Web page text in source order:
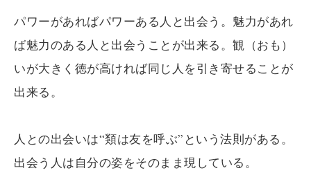
パワーがあればパワーある人と出会う。魅力があれ
ば魅力のある人と出会うことが出来る。観（おも）
いが大きく徳が高ければ同じ人を引き寄せることが
出来る。
人との出会いは“類は友を呼ぶ”という法則がある。
出会う人は自分の姿をそのまま現している。